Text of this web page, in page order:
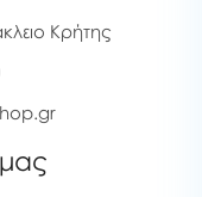
Κρήτης